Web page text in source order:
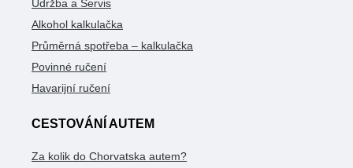
Údržba a Servis
Alkohol kalkulačka
Průměrná spotřeba – kalkulačka
Povinné ručení
Havarijní ručení
CESTOVÁNÍ AUTEM
Za kolik do Chorvatska autem?